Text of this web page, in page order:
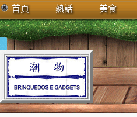
首頁 熱話 美食